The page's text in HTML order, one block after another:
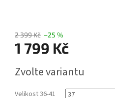
2 399 Kč –25 %
1 799 Kč
cena:
Zvolte variantu
Velikost 36-41